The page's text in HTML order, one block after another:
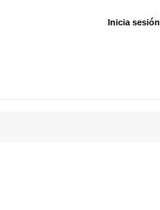
Inicia sesión